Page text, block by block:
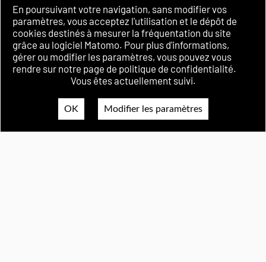
Mentions
légales
Politique de
confidentialité
Accessibilité
En poursuivant votre navigation, sans modifier vos
paramètres, vous acceptez l'utilisation et le dépôt de
cookies destinés à mesurer la fréquentation du site
grâce au logiciel Matomo. Pour plus d'informations,
gérer ou modifier les paramètres, vous pouvez vous
rendre sur notre page de politique de confidentialité.
Vous êtes actuellement suivi.
OK Modifier les paramètres